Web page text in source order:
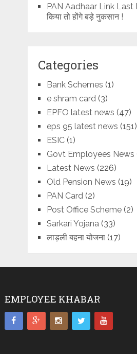
PAN Aadhaar Link Last
किया तो होंगे बड़े नुकसान !
Categories
Bank Schemes (1)
e shram card (3)
EPFO latest news (47)
eps 95 latest news (151)
ESIC(1)
Govt Employees News
Latest News (226)
Old Pension News (19)
PAN Card (2)
Post Office Scheme(2)
Sarkari Yojana (33)
लाड़ली बहना योजना(17)
EMPLOYEE KHABAR